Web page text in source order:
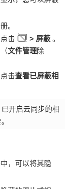
。
击 > 屏蔽 。
文件管理除
击查看已屏蔽相
开启云同步的相
，可以将其隐